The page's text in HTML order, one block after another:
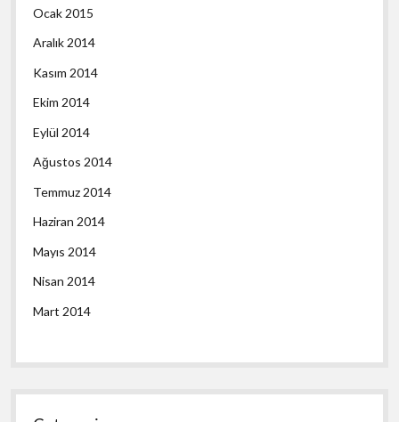
Ocak 2015
Aralık 2014
Kasım 2014
Ekim 2014
Eylül 2014
Ağustos 2014
Temmuz 2014
Haziran 2014
Mayıs 2014
Nisan 2014
Mart 2014